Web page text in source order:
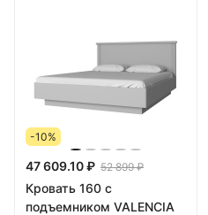
-10%
47 609.10 ₽ 52 899 ₽
Кровать 160 с
подъемником VALENCIA